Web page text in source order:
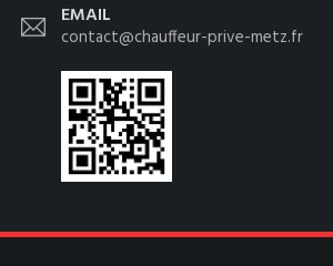
EMAIL
contact@chauffeur-prive-metz.fr